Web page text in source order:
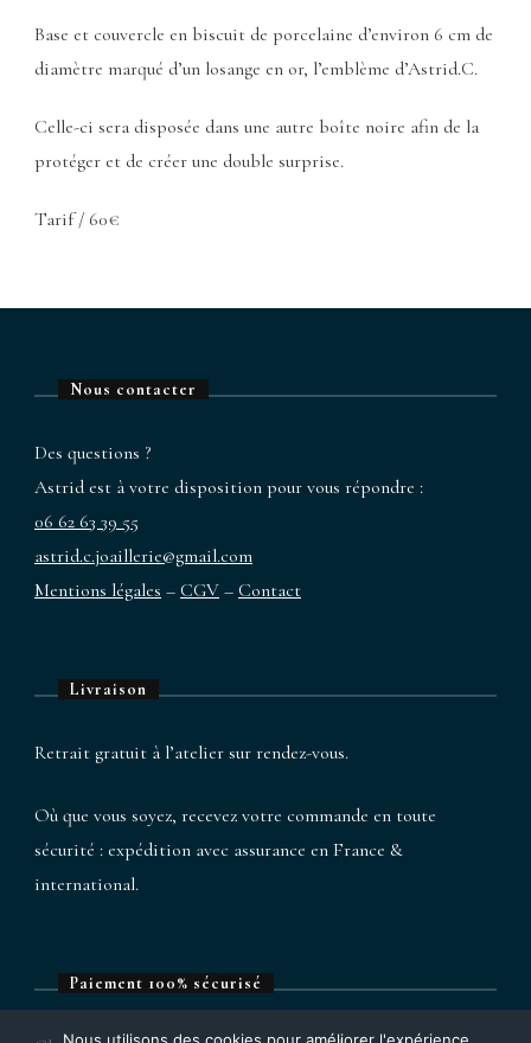
Base et couvercle en biscuit de porcelaine d’environ 6 cm de
diamètre marqué d’un losange en or, l’emblème d’Astrid.C.
Celle-ci sera disposée dans une autre boîte noire afin de la
protéger et de créer une double surprise.
Tarif / 60€
Nous contacter
Des questions ?
Astrid est à votre disposition pour vous répondre :
06 62 63 39 55
astrid.c.joaillerie@gmail.com
Mentions légales – CGV – Contact
Livraison
Retrait gratuit à l’atelier sur rendez-vous.
Où que vous soyez, recevez votre commande en toute
sécurité : expédition avec assurance en France &
international.
Paiement 100% sécurisé